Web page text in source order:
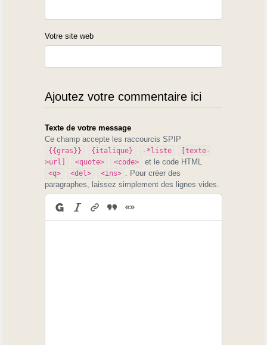
Votre site web
Ajoutez votre commentaire ici
Texte de votre message
Ce champ accepte les raccourcis SPIP
{{gras}} {italique} -*liste
[texte-
>url]
<quote> <code> et le code HTML
<q> <del> <ins>
. Pour créer des
paragraphes, laissez simplement des lignes vides.